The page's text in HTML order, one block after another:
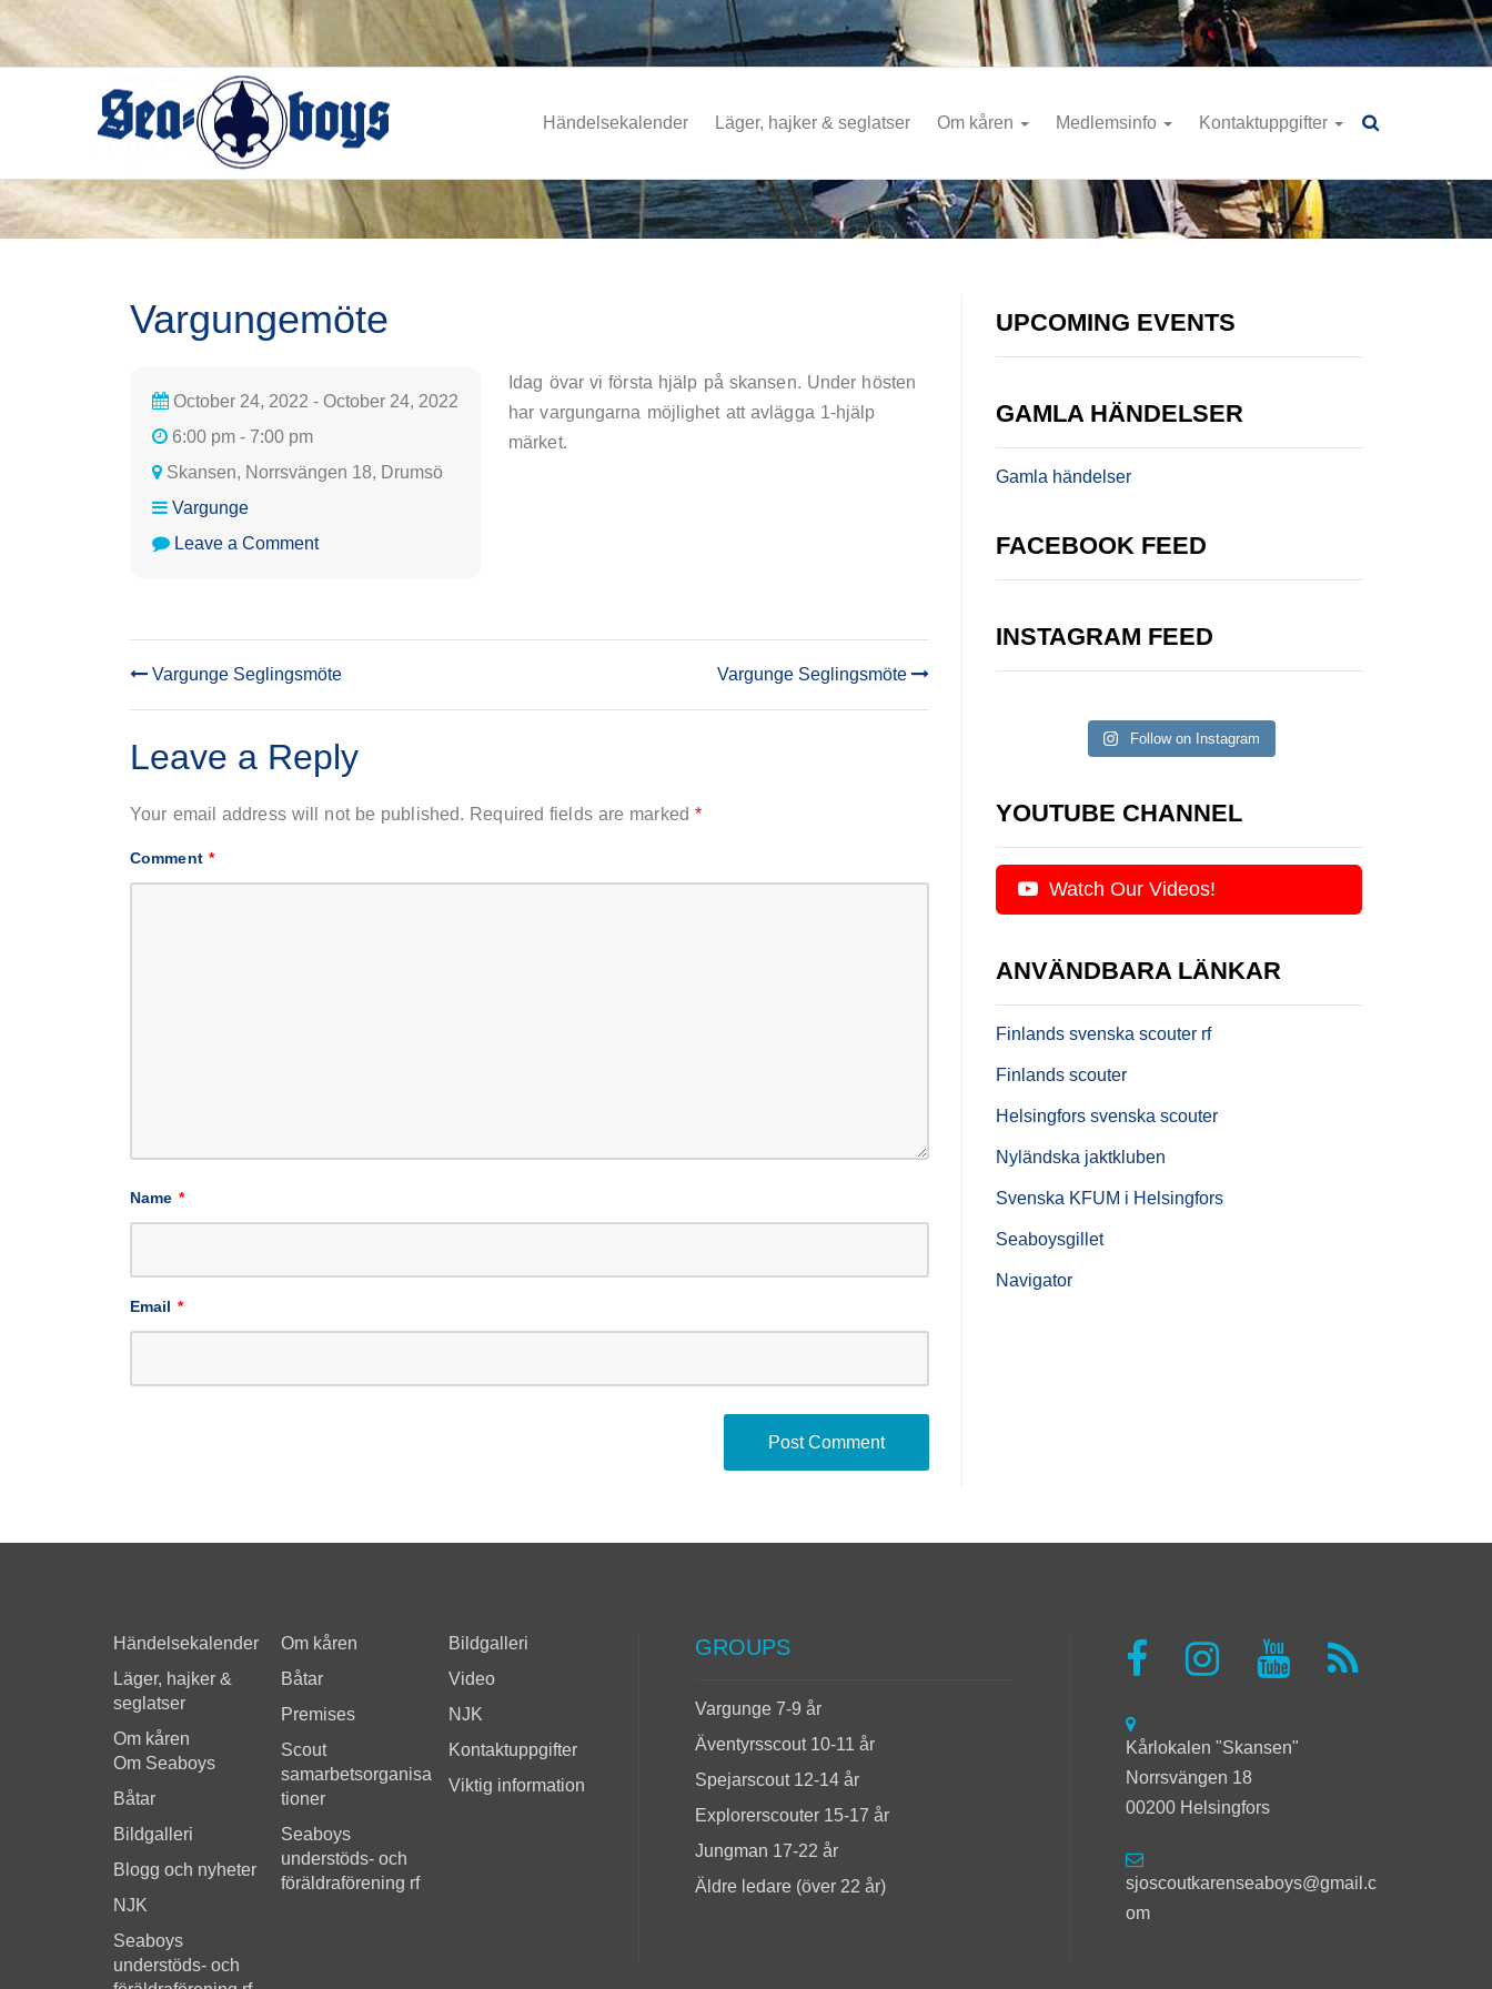
to
content
Händelsekalender Läger, hajker & seglatser Om kåren Medlemsinfo Kontaktuppgifter
Vargungemöte
October 24, 2022 - October 24, 2022
6:00 pm - 7:00 pm
Skansen, Norrsvängen 18, Drumsö
Vargunge
Leave a Commenton
Idag övar vi första hjälp på skansen. Under hösten
har vargungarna möjlighet att avlägga 1-hjälp
märket.
POST
NAVIGATION
Vargunge Seglingsmöte Vargunge Seglingsmöte
Leave a Reply
Your email address will not be published. Required fields are marked *
Comment *
Name *
Email *
UPCOMING EVENTS
GAMLA HÄNDELSER
Gamla händelser
FACEBOOK FEED
INSTAGRAM FEED
Follow on Instagram
YOUTUBE CHANNEL
Watch Our Videos!
ANVÄNDBARA LÄNKAR
Finlands svenska scouter rf
Finlands scouter
Helsingfors svenska scouter
Nyländska jaktkluben
Svenska KFUM i Helsingfors
Seaboysgillet
Navigator
Händelsekalender
Läger, hajker &
seglatser
Om kåren
Om Seaboys
Båtar
Bildgalleri
Blogg och nyheter
NJK
Seaboys
understöds- och
Om kåren
Båtar
Premises
Scout
samarbetsorganisa
tioner
Seaboys
understöds- och
föräldraförening rf
Bildgalleri
Video
NJK
Kontaktuppgifter
Viktig information
GROUPS
Vargunge 7-9 år
Äventyrsscout 10-11 år
Spejarscout 12-14 år
Explorerscouter 15-17 år
Jungman 17-22 år
Äldre ledare (över 22 år)
Kårlokalen "Skansen"
Norrsvängen 18
00200 Helsingfors
sjoscoutkarenseaboys@gmail.c
om